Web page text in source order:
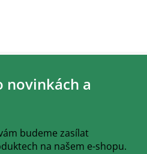
novinkách a
budeme zasílat
na našem e-shopu.